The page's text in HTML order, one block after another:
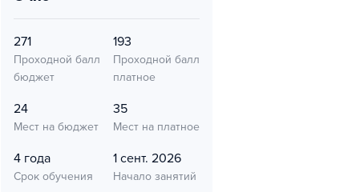
271
Проходной балл
бюджет
193
Проходной балл
платное
24
Мест на бюджет
35
Мест на платное
4 года
Срок обучения
1 сент. 2026
Начало занятий